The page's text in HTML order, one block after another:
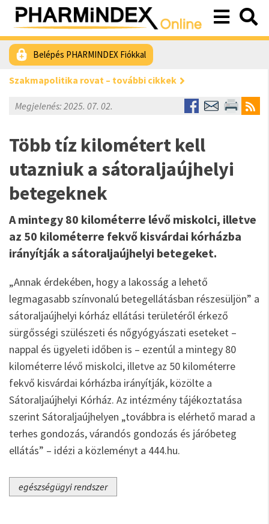
Belépés PHARMINDEX Fiókkal
Szakmapolitika rovat – további cikkek
Megjelenés: 2025. 07. 02.
Több tíz kilométert kell
utazniuk a sátoraljaújhelyi
betegeknek
A mintegy 80 kilométerre lévő miskolci, illetve
az 50 kilométerre fekvő kisvárdai kórházba
irányítják a sátoraljaújhelyi betegeket.
„Annak érdekében, hogy a lakosság a lehető
legmagasabb színvonalú betegellátásban részesüljön” a
sátoraljaújhelyi kórház ellátási területéről érkező
sürgősségi szülészeti és nőgyógyászati eseteket –
nappal és ügyeleti időben is – ezentúl a mintegy 80
kilométerre lévő miskolci, illetve az 50 kilométerre
fekvő kisvárdai kórházba irányítják, közölte a
Sátoraljaújhelyi Kórház. Az intézmény tájékoztatása
szerint Sátoraljaújhelyen „továbbra is elérhető marad a
terhes gondozás, várandós gondozás és járóbeteg
ellátás” – idézi a közleményt a 444.hu.
egészségügyi rendszer